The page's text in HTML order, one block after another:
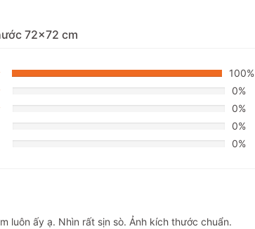
72x72 cm
100%
0%
0%
0%
0%
luôn ấy ạ. Nhìn rất sịn sò. Ảnh kích thước chuẩn.